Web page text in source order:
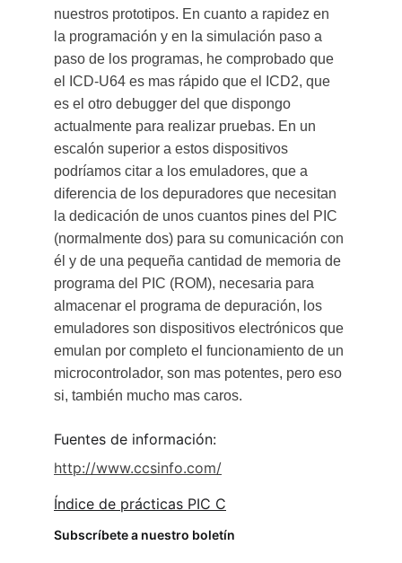
nuestros prototipos. En cuanto a rapidez en
la programación y en la simulación paso a
paso de los programas, he comprobado que
el ICD-U64 es mas rápido que el ICD2, que
es el otro debugger del que dispongo
actualmente para realizar pruebas. En un
escalón superior a estos dispositivos
podríamos citar a los emuladores, que a
diferencia de los depuradores que necesitan
la dedicación de unos cuantos pines del PIC
(normalmente dos) para su comunicación con
él y de una pequeña cantidad de memoria de
programa del PIC (ROM), necesaria para
almacenar el programa de depuración, los
emuladores son dispositivos electrónicos que
emulan por completo el funcionamiento de un
microcontrolador, son mas potentes, pero eso
si, también mucho mas caros.
Fuentes de información:
http://www.ccsinfo.com/
Índice de prácticas PIC C
Subscríbete a nuestro boletín